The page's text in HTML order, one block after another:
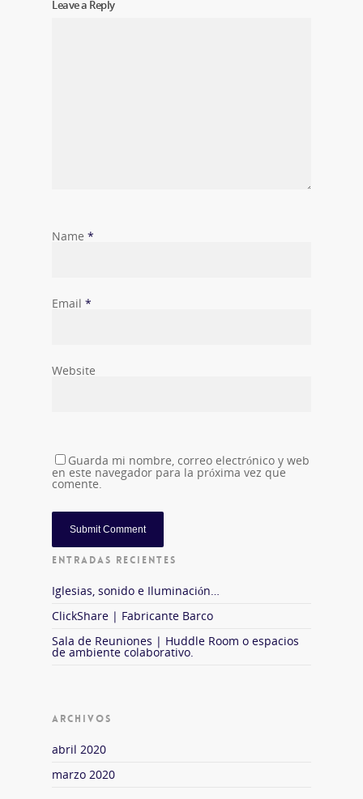
Leave a Reply
Name *
Email *
Website
Guarda mi nombre, correo electrónico y web
en este navegador para la próxima vez que
comente.
ENTRADAS RECIENTES
Iglesias, sonido e Iluminación…
ClickShare | Fabricante Barco
Sala de Reuniones | Huddle Room o espacios
de ambiente colaborativo.
ARCHIVOS
abril 2020
marzo 2020